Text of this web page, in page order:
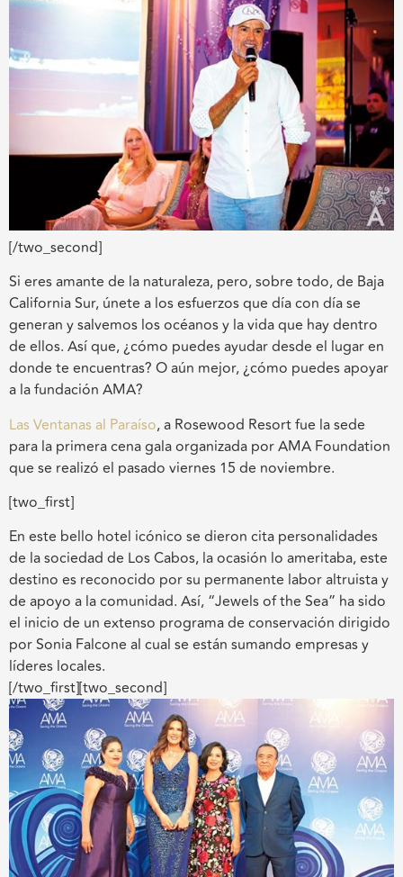
[/two_second]
Si eres amante de la naturaleza, pero, sobre todo, de Baja
California Sur, únete a los esfuerzos que día con día se
generan y salvemos los océanos y la vida que hay dentro
de ellos. Así que, ¿cómo puedes ayudar desde el lugar en
donde te encuentras? O aún mejor, ¿cómo puedes apoyar
a la fundación AMA?
Las Ventanas al Paraíso, a Rosewood Resort fue la sede
para la primera cena gala organizada por AMA Foundation
que se realizó el pasado viernes 15 de noviembre.
[two_first]
En este bello hotel icónico se dieron cita personalidades
de la sociedad de Los Cabos, la ocasión lo ameritaba, este
destino es reconocido por su permanente labor altruista y
de apoyo a la comunidad. Así, “Jewels of the Sea” ha sido
el inicio de un extenso programa de conservación dirigido
por Sonia Falcone al cual se están sumando empresas y
líderes locales.
[/two_first][two_second]